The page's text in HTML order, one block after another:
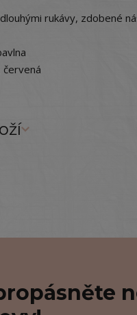
rukávy, zdobené
červená